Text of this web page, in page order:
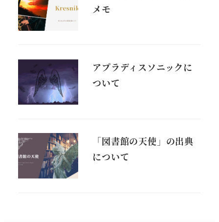
メモ
アプラディスソニックに
ついて
「図書館の天使」の出典
について